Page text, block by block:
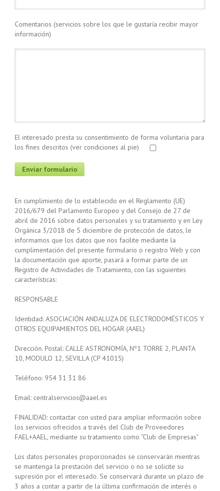
Comentarios (servicios sobre los que le gustaría recibir mayor
información)
El interesado presta su consentimiento de forma voluntaria para
los fines descritos (ver condiciones al pie)
En cumplimiento de lo establecido en el Reglamento (UE)
2016/679 del Parlamento Europeo y del Consejo de 27 de
abril de 2016 sobre datos personales y su tratamiento y en Ley
Orgánica 3/2018 de 5 diciembre de protección de datos, le
informamos que los datos que nos facilite mediante la
cumplimentación del presente formulario o registro Web y con
la documentación que aporte, pasará a formar parte de un
Registro de Actividades de Tratamiento, con las siguientes
características:
RESPONSABLE
Identidad: ASOCIACIÓN ANDALUZA DE ELECTRODOMÉSTICOS Y
OTROS EQUIPAMIENTOS DEL HOGAR (AAEL)
Dirección. Postal: CALLE ASTRONOMÍA, Nº1 TORRE 2, PLANTA
10, MODULO 12, SEVILLA (CP 41015)
Teléfono: 954 31 31 86
Email: centralservicios@aael.es
FINALIDAD: contactar con usted para ampliar información sobre
los servicios ofrecidos a través del Club de Proveedores
FAEL+AAEL, mediante su tratamiento como “Club de Empresas”
Los datos personales proporcionados se conservarán mientras
se mantenga la prestación del servicio o no se solicite su
supresión por el interesado. Se conservará durante un plazo de
3 años a contar a partir de la última confirmación de interés o